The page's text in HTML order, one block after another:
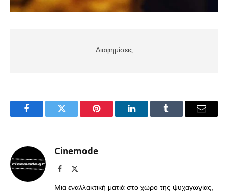
Διαφημίσεις
FacebookTwitter Pinterest LinkedInTumblr Email
Cinemode
Facebook
Μια εναλλακτική ματιά στο χώρο της ψυχαγωγίας,